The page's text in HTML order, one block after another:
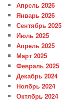
Апрель 2026
Январь 2026
Сентябрь 2025
Июль 2025
Апрель 2025
Март 2025
Февраль 2025
Декабрь 2024
Ноябрь 2024
Октябрь 2024